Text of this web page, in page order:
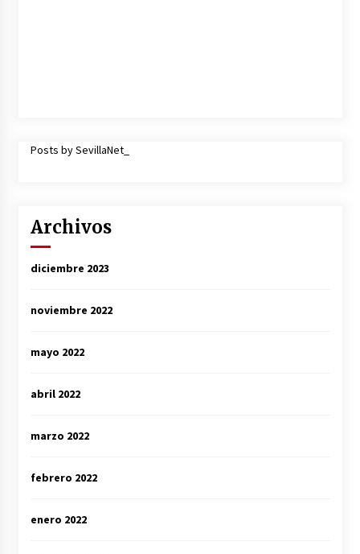
Posts by SevillaNet_
Archivos
diciembre 2023
noviembre 2022
mayo 2022
abril 2022
marzo 2022
febrero 2022
enero 2022